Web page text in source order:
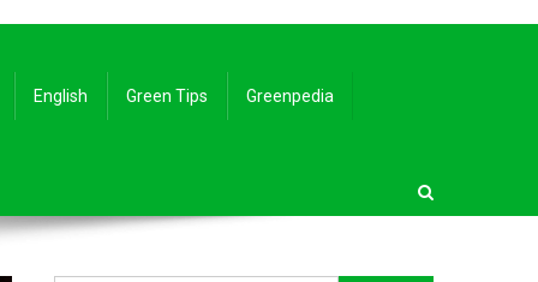
English Green Tips Greenpedia